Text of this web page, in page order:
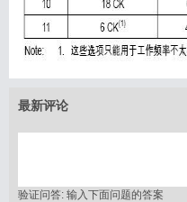
最新评论
验证问答: 输入下面问题的答案